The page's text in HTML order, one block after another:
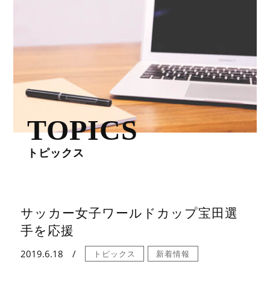
TOPICS
トピックス
サッカー女子ワールドカップ宝田選
手を応援
2019.6.18 トピックス 新着情報